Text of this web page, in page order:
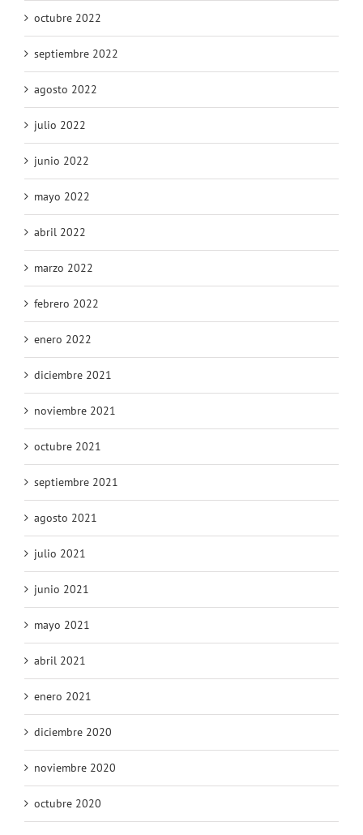
octubre 2022
septiembre 2022
agosto 2022
julio 2022
junio 2022
mayo 2022
abril 2022
marzo 2022
febrero 2022
enero 2022
diciembre 2021
noviembre 2021
octubre 2021
septiembre 2021
agosto 2021
julio 2021
junio 2021
mayo 2021
abril 2021
enero 2021
diciembre 2020
noviembre 2020
octubre 2020